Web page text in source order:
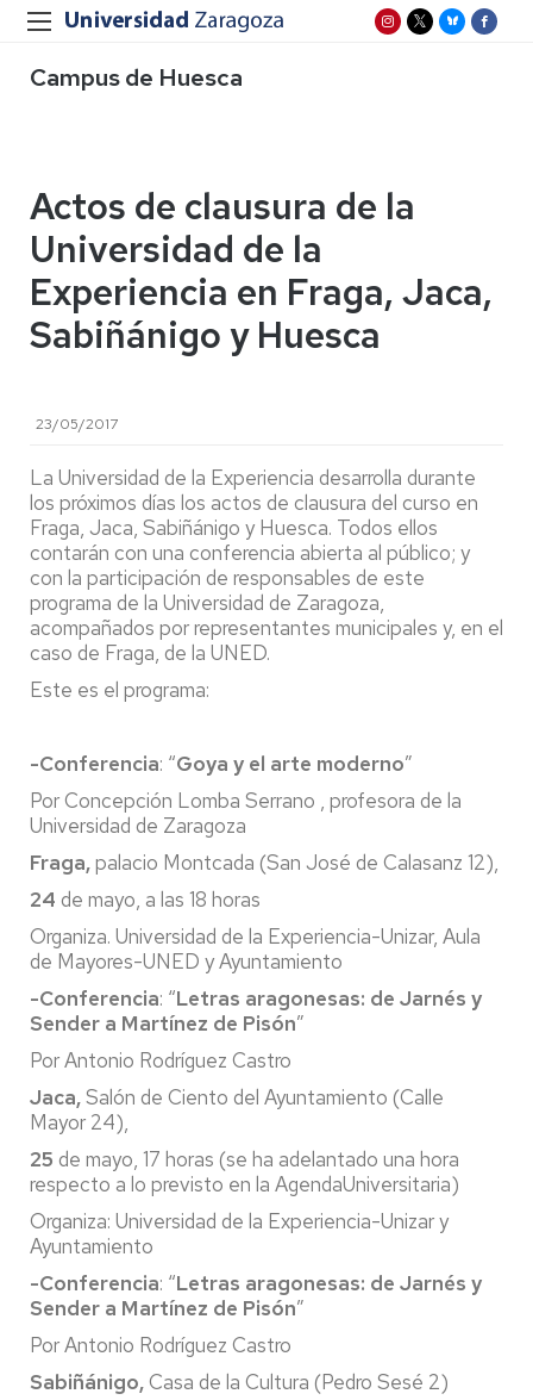
Campus de Huesca
Actos de clausura de la
Universidad de la
Experiencia en Fraga, Jaca,
Sabiñánigo y Huesca
23/05/2017
La Universidad de la Experiencia desarrolla durante
los próximos días los actos de clausura del curso en
Fraga, Jaca, Sabiñánigo y Huesca. Todos ellos
contarán con una conferencia abierta al público; y
con la participación de responsables de este
programa de la Universidad de Zaragoza,
acompañados por representantes municipales y, en el
caso de Fraga, de la UNED.
Este es el programa:
-Conferencia: “Goya y el arte moderno”
Por Concepción Lomba Serrano , profesora de la
Universidad de Zaragoza
Fraga,palacio Montcada (San José de Calasanz 12),
24 de mayo, a las 18 horas
Organiza. Universidad de la Experiencia-Unizar, Aula
de Mayores-UNED y Ayuntamiento
-Conferencia: “Letras aragonesas: de Jarnés y
Sender a Martínez de Pisón”
Por Antonio Rodríguez Castro
Jaca,Salón de Ciento del Ayuntamiento (Calle
Mayor 24),
25 de mayo, 17 horas (se ha adelantado una hora
respecto a lo previsto en la AgendaUniversitaria)
Organiza: Universidad de la Experiencia-Unizar y
Ayuntamiento
-Conferencia: “Letras aragonesas: de Jarnés y
Sender a Martínez de Pisón”
Por Antonio Rodríguez Castro
Sabiñánigo,Casa de la Cultura (Pedro Sesé 2)